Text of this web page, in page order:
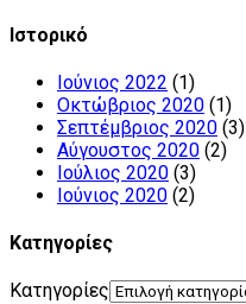
Ιστορικό
Ιούνιος 2022 (1)
Οκτώβριος 2020 (1)
Σεπτέμβριος 2020 (3)
Αύγουστος 2020 (2)
Ιούλιος 2020 (3)
Ιούνιος 2020 (2)
Kατηγορίες
Kατηγορίες